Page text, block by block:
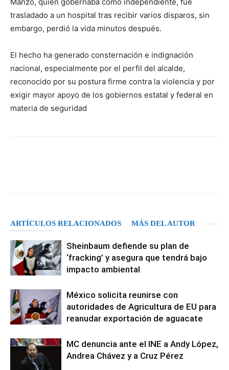
trasladado a un hospital tras recibir varios disparos, sin
embargo, perdió la vida minutos después.
El hecho ha generado consternación e indignación
nacional, especialmente por el perfil del alcalde,
reconocido por su postura firme contra la violencia y por
exigir mayor apoyo de los gobiernos estatal y federal en
materia de seguridad
ARTÍCULOS RELACIONADOS MÁS DEL AUTOR
Sheinbaum defiende su plan de
‘fracking’ y asegura que tendrá bajo
impacto ambiental
México solicita reunirse con
autoridades de Agricultura de EU para
reanudar exportación de aguacate
MC denuncia ante el INE a Andy López,
Andrea Chávez y a Cruz Pérez